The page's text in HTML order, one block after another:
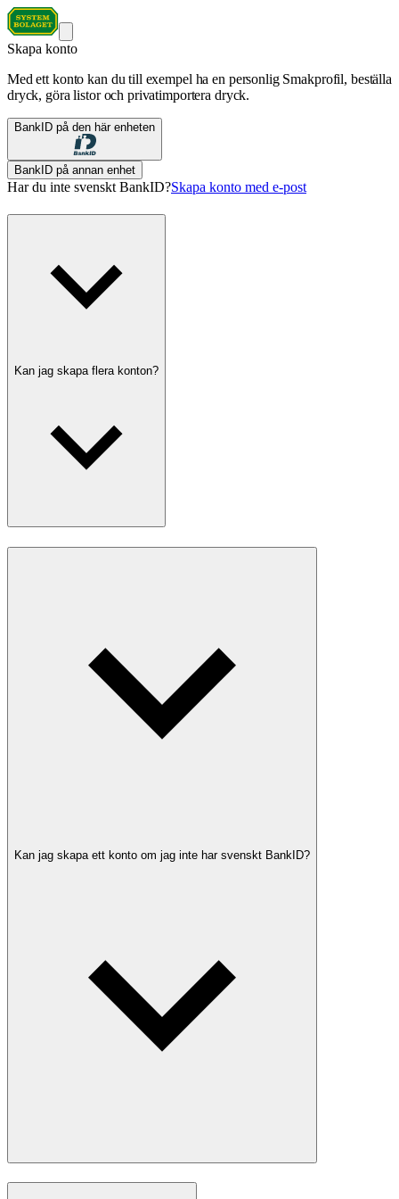
Skapa konto
Med ett konto kan du till exempel ha en personlig Smakprofil, beställa
dryck, göra listor och privatimportera dryck.
BankID på den här enheten
BankID på annan enhet
Har du inte svenskt BankID?Skapa konto med e-post
Kan jag skapa flera konton?
Kan jag skapa ett konto om jag inte har svenskt BankID?